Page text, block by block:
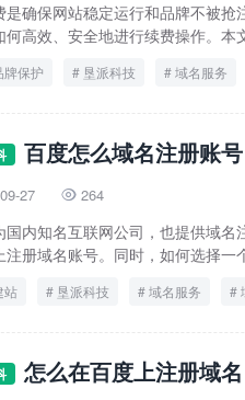
是确保网站稳定运行和品牌不被
何高效、安全地进行续费操作。
牌保护 垦派科技 域名服务
百度怎么域名注册账号
27  264
国内知名互联网公司，也提供域
注册域名账号。同时，如何选择
站 垦派科技 域名服务
怎么在百度上注册域名